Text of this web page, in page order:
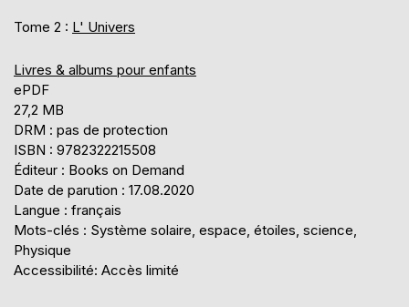
Tome 2 : L' Univers
Livres & albums pour enfants
ePDF
27,2 MB
DRM : pas de protection
ISBN : 9782322215508
Éditeur : Books on Demand
Date de parution : 17.08.2020
Langue : français
Mots-clés : Système solaire, espace, étoiles, science,
Physique
Accessibilité: Accès limité